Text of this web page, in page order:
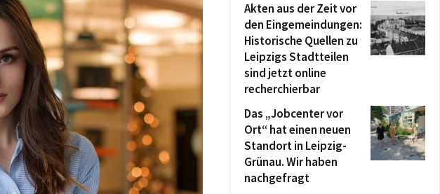
Akten aus der Zeit vor
den Eingemeindungen:
Historische Quellen zu
Leipzigs Stadtteilen
sind jetzt online
recherchierbar
Das „Jobcenter vor
Ort“ hat einen neuen
Standort in Leipzig-
Grünau. Wir haben
nachgefragt